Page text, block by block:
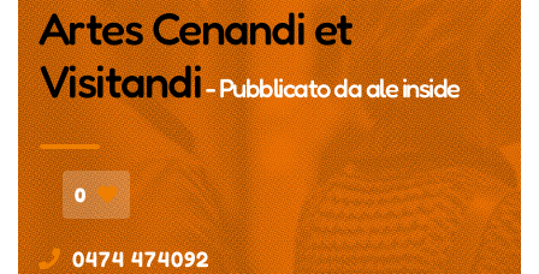
Artes Cenandi et
Visitandi- Pubblicato daale inside
0
0474 474092